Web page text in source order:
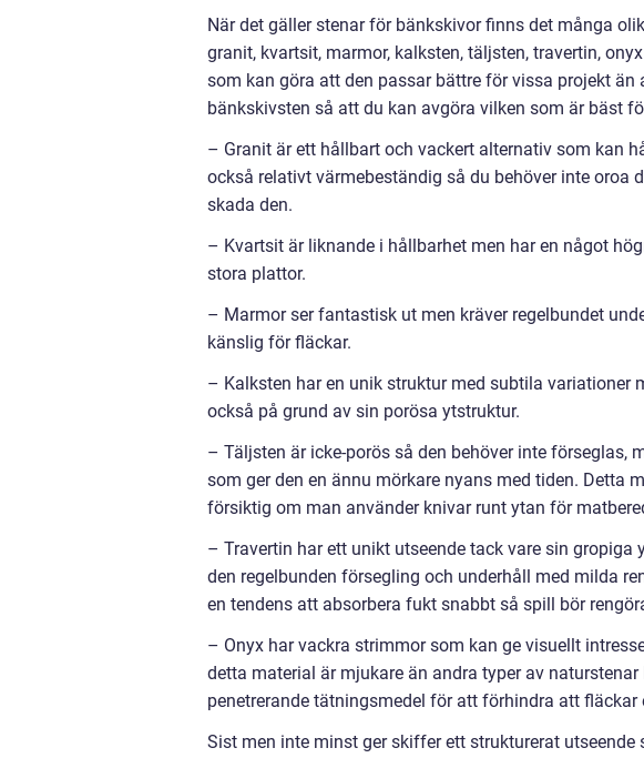
När det gäller stenar för bänkskivor finns det många
granit, kvartsit, marmor, kalksten, täljsten, travertin,
som kan göra att den passar bättre för vissa projekt än
bänkskivsten så att du kan avgöra vilken som är bäst
– Granit är ett hållbart och vackert alternativ som kan
också relativt värmebeständig så du behöver inte oroa
skada den.
– Kvartsit är liknande i hållbarhet men har en något
stora plattor.
– Marmor ser fantastisk ut men kräver regelbundet
känslig för fläckar.
– Kalksten har en unik struktur med subtila variationer
också på grund av sin porösa ytstruktur.
– Täljsten är icke-porös så den behöver inte förseglas,
som ger den en ännu mörkare nyans med tiden. Detta
försiktig om man använder knivar runt ytan för
– Travertin har ett unikt utseende tack vare sin
den regelbunden försegling och underhåll med milda
en tendens att absorbera fukt snabbt så spill bör
– Onyx har vackra strimmor som kan ge visuellt
detta material är mjukare än andra typer av
penetrerande tätningsmedel för att förhindra att fläckar
Sist men inte minst ger skiffer ett strukturerat